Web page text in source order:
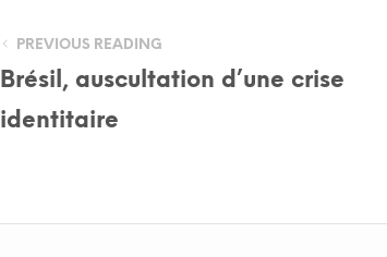
PREVIOUS READING
Brésil, auscultation d’une crise
identitaire